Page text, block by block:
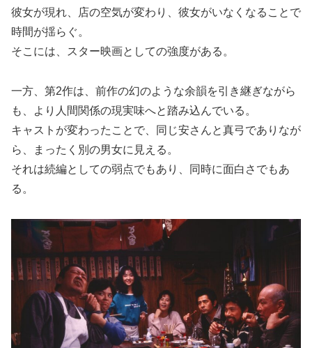
彼女が現れ、店の空気が変わり、彼女がいなくなることで
時間が揺らぐ。
そこには、スター映画としての強度がある。
一方、第2作は、前作の幻のような余韻を引き継ぎながら
も、より人間関係の現実味へと踏み込んでいる。
キャストが変わったことで、同じ安さんと真弓でありなが
ら、まったく別の男女に見える。
それは続編としての弱点でもあり、同時に面白さでもあ
る。